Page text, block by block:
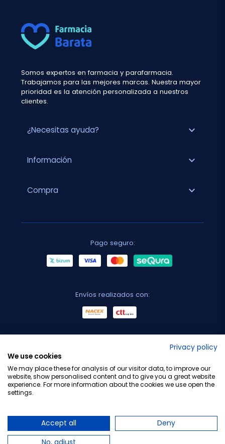
Somos expertos en farmacia y parafarmacia.
Trabajamos para las mejores marcas. Nuestra mayor
prioridad es la atención personalizada a nuestros
clientes.
¿Necesitas ayuda? expand_more
Información expand_more
Compra expand_more
Pago seguro:
Envíos realizados con:
Privacy policy
We use cookies
We may place these for analysis of our visitor data, to improve our
website, show personalised content and to give you a great website
experience. For more information about the cookies we use open the
settings.
Accept all
Deny